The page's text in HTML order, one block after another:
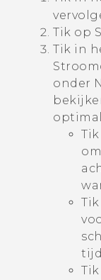
Tik op
Tik in
onder